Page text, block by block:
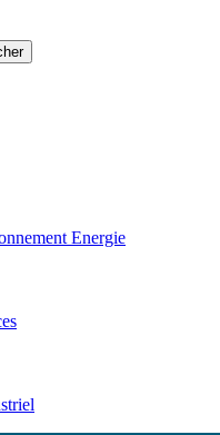
Energie